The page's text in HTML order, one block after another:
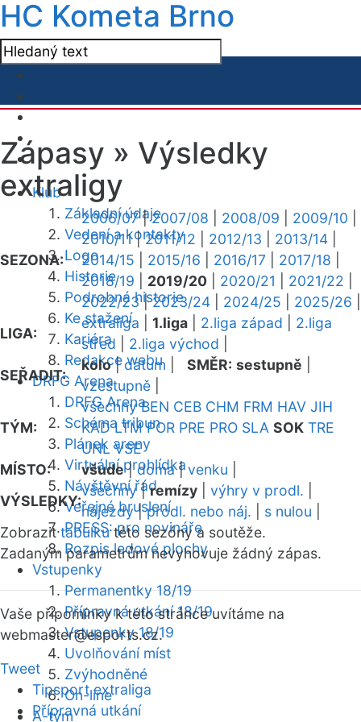
HC Kometa Brno
Klub
Základní údaje
Vedení a kontakty
Logo
Historie
Podrobná historie
Ke stažení
Kariéra
Redakce webu
DRFG Arena
DRFG Arena
Schéma tribun
Plánek areny
Virtuální prohlídka
Návštěvní řád
Veřejné bruslení
PRESS: pro novináře
Rozpis ledové plochy
Vstupenky
Permanentky 18/19
Přípravná utkání 18/19
Vstupenky 18/19
Uvolňování míst
Zvýhodněné
On-line
A-tým
Zápasy » Výsledky
extraligy
SEZONA:
2006/07|2007/08 2008/09 2009/10
2010/11|2011/12 2012/13 2013/14
2014/15
2015/16 2016/17 2017/18
2018/19
2019/20 2020/21 2021/22
2022/23|2023/24 2024/25 2025/26
LIGA:
extraliga 1.liga 2.liga západ
2.liga
střed
2.liga východ
SEŘADIT:
kolo|datum SMĚR: sestupně
vzestupně
TÝM:
všechny BEN CEB CHM FRM HAV JIH
KAD LTM POR PRE PRO SLA SOK TRE
UNL VSE
MÍSTO:
všude|doma|venku
VÝSLEDKY:
všechny|remízy výhry v prodl.
nájezdy|prodl. nebo náj. s nulou
Zobrazittabulkutéto sezóny a soutěže.
Zadaným parametrům nevyhovuje žádný zápas.
Vaše připomínky k této stránce uvítáme na
webmaster@esports.cz.
Tweet
Tipsport extraliga
Přípravná utkání